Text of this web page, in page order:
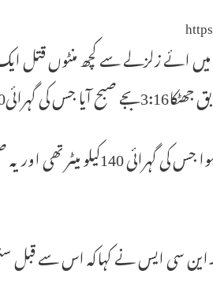
ائے زلزلے سے کچھ منٹوں قتل ایک
تھی۔
سی ایس نے کہاکہ اس سے قبل